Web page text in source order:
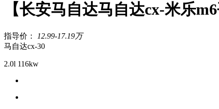
【长安马自达马自达cx-米乐
指导价：
12.99-17.19万
马自达cx-30
2.0l 116kw